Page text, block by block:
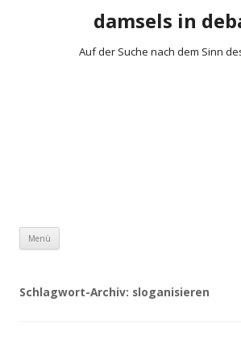
damsels in
Auf der Suche nach dem Sinn
Menü
Schlagwort-Archiv: sloganisieren